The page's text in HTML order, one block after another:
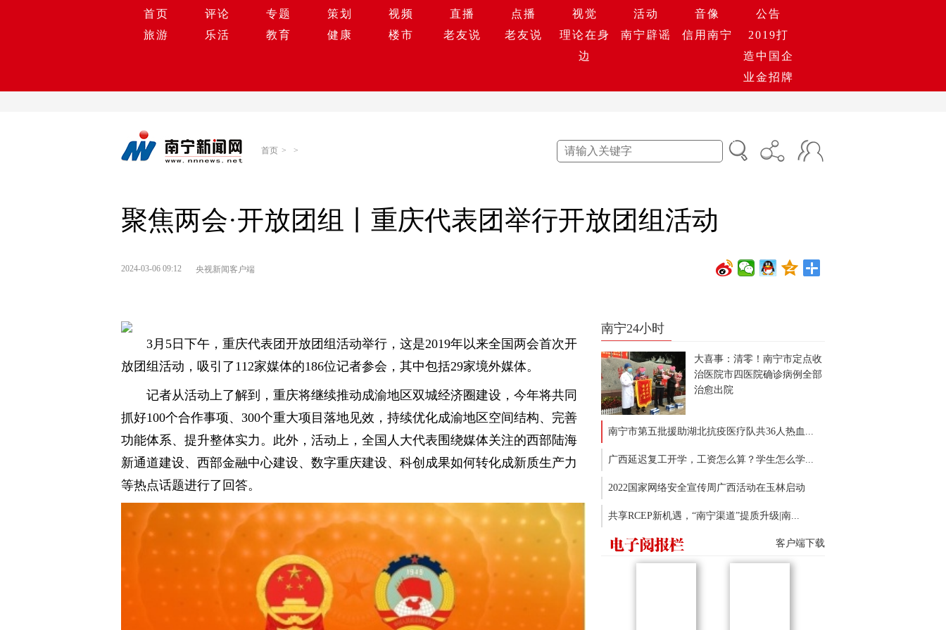
首页 评论 专题 策划 视频 直播 点播 视觉 活动 音像
公告
旅游
乐活 教育 健康 楼市 老友说 老友说
理论在身
边
南宁辟谣 信用南宁
2019打
造中国企
业金招牌
首页 > >
聚焦两会·开放团组丨重庆代表团举行开放团组活动
2024-03-06 09:12 央视新闻客户端
3月5日下午，重庆代表团开放团组活动举行，这是2019年以来全国两会首次开
放团组活动，吸引了112家媒体的186位记者参会，其中包括29家境外媒体。
记者从活动上了解到，重庆将继续推动成渝地区双城经济圈建设，今年将共同
抓好100个合作事项、300个重大项目落地见效，持续优化成渝地区空间结构、完善
功能体系、提升整体实力。此外，活动上，全国人大代表围绕媒体关注的西部陆海
新通道建设、西部金融中心建设、数字重庆建设、科创成果如何转化成新质生产力
等热点话题进行了回答。
南宁24小时
大喜事：清零！南宁市定点收
治医院市四医院确诊病例全部
治愈出院
南宁市第五批援助湖北抗疫医疗队共36人热血...
广西延迟复工开学，工资怎么算？学生怎么学...
2022国家网络安全宣传周广西活动在玉林启动
共享RCEP新机遇，“南宁渠道”提质升级|南...
客户端下载